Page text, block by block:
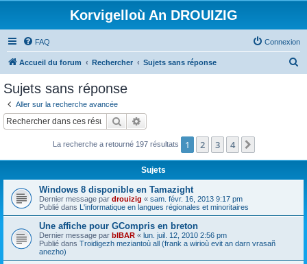
Korvigelloù An DROUIZIG
FAQ Connexion
Accueil du forum Rechercher Sujets sans réponse
c
Sujets sans réponse
Aller sur la recherche avancée
Rechercher
La recherche a retourné 197 résultats 1 2 3 4
Sujets
Windows 8 disponible en Tamazight
Dernier message par drouizig « sam. févr. 16, 2013 9:17 pm
Publié dans L'informatique en langues régionales et minoritaires
Une affiche pour GCompris en breton
Dernier message par bIBAR « lun. juil. 12, 2010 2:56 pm
Publié dans Troidigezh meziantoù all (frank a wirioù evit an darn vrasañ
anezho)